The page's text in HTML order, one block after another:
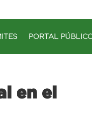
PORTAL
en el